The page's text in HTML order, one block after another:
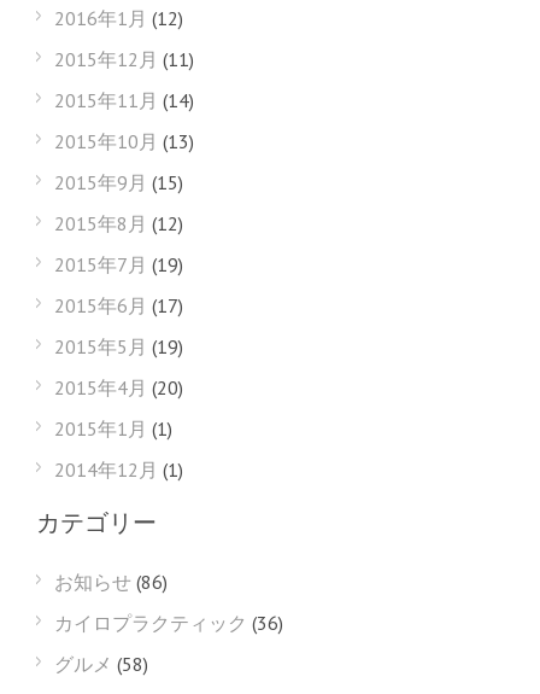
2016年1月 (12)
2015年12月 (11)
2015年11月 (14)
2015年10月 (13)
2015年9月 (15)
2015年8月 (12)
2015年7月 (19)
2015年6月 (17)
2015年5月 (19)
2015年4月 (20)
2015年1月 (1)
2014年12月 (1)
カテゴリー
お知らせ (86)
カイロプラクティック (36)
グルメ (58)